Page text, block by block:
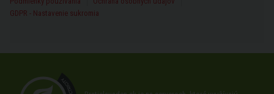
GDPR - Nastavenie sukromia